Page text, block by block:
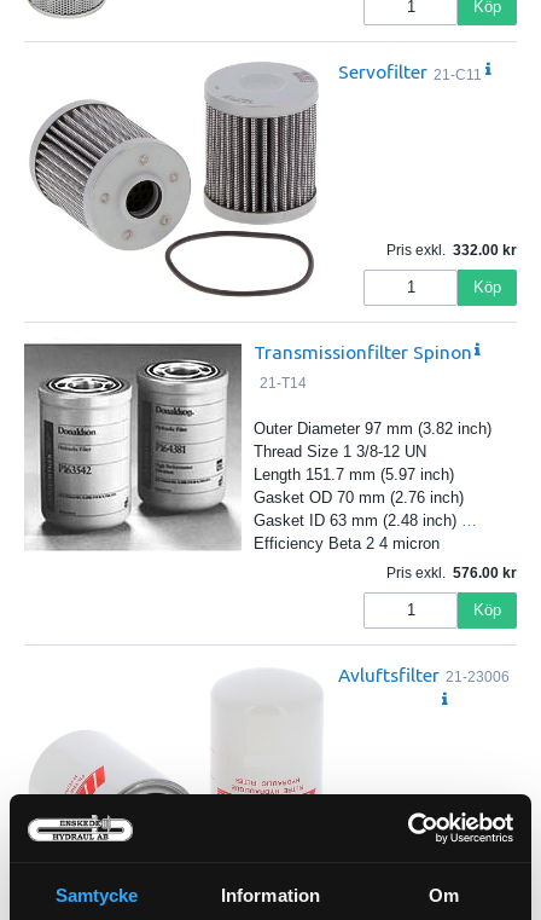
Samtycke Information Om
Köp
Servofilter 21-C11
Pris exkl. 332.00
Köp
Transmissionfilter Spinon
21-T14
Outer Diameter 97 mm (3.82 inch)
Thread Size 1 3/8-12 UN
Length 151.7 mm (5.97 inch)
Gasket OD 70 mm (2.76 inch)
Gasket ID 63 mm (2.48 inch)
Efficiency Beta 2 4 micron
Pris exkl. 576.00
Köp
Avluftsfilter 21-23006
Pris exkl. 581.00